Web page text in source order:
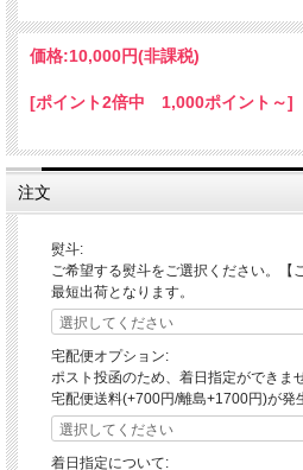
価格:10,000円(非課税)
[ポイント2倍中 1,000ポイント～]
注文
熨斗:
ご希望する熨斗をご選択ください。【
最短出荷となります。
宅配便オプション:
ポスト投函のため、着日指定ができま
宅配便送料(+700円/離島+1700円)が発
着日指定について: